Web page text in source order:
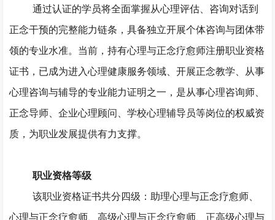
通过认证的学员将全面掌握从心理评估、咨询对话到
正念干预的完整能力链条，具备独立开展个体咨询与团体带
领的专业水准。当前，持有心理与正念疗愈师注册职业资格
证书，已成为进入心理健康服务领域、开展正念教学、从事
心理咨询与辅导的专业能力证明之一，是从事心理咨询师、
正念导师、企业心理顾问、学校心理辅导员等岗位的权威资
质，为职业发展提供有力支撑。
职业资格等级
该职业资格证书共分四级：助理心理与正念疗愈师、
心理与正念疗愈师、高级心理与正念疗愈师、正高级心理与